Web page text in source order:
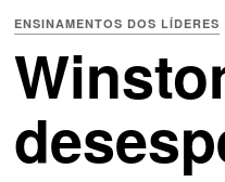
ENSINAMENTOS DOS LÍDERES